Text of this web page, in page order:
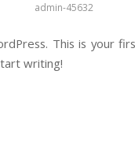
admin-45632
This is your
writing!